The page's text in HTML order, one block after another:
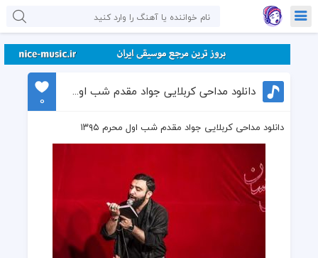
دانلود مداحی کربلایی جواد مقدم شب اول محرم ۱۳۹۵
0
دانلود مداحی کربلایی جواد مقدم شب اول محرم ۱۳۹۵